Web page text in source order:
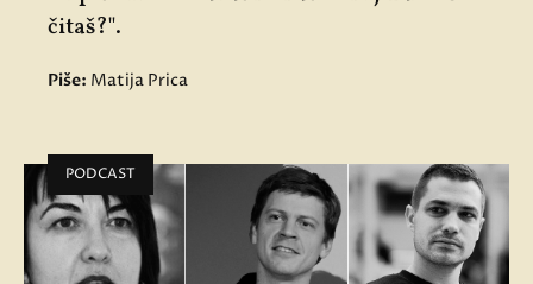
čitaš?".
Piše: Matija Prica
PODCAST